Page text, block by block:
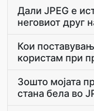
Дали JPEG е
неговиот друг
Кои
користам при
Зошто мојата
стана бела во